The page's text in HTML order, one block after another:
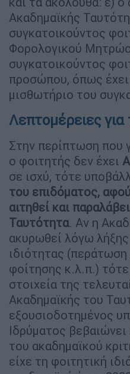
Ακαδημαϊκής
συγκατοικούντος
Φορολογικού
συγκατοικούντος
προσώπου, όπως
μισθωτήριο του
Λεπτομέρειες
Στην περίπτωση που
o φοιτητής δεν έχει
σε ισχύ, τότε
του επιδόματος,
αιτηθεί και
Ταυτότητα. Αν η
ακυρωθεί λόγω
ιδιότητας
φοίτησης κ.λ.π.)
στοιχεία της
Ακαδημαϊκής του
εξουσιοδοτημένος
Ιδρύματος
του ακαδημαϊκού
είχε τη φοιτητική